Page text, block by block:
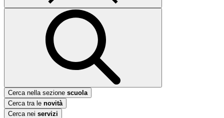
Cerca nella sezione scuola
Cerca tra le novità
Cerca nei servizi